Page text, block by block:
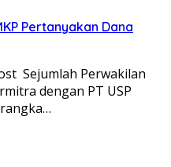
Pertanyakan Dana
Sejumlah Perwakilan
dengan PT USP